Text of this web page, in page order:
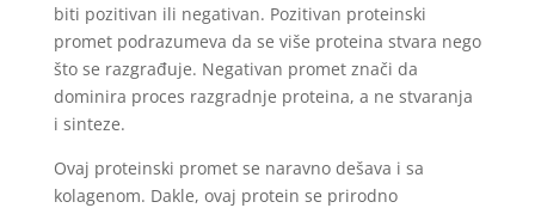
biti pozitivan ili negativan. Pozitivan proteinski
promet podrazumeva da se više proteina stvara nego
što se razgrađuje. Negativan promet znači da
dominira proces razgradnje proteina, a ne stvaranja
i sinteze.
Ovaj proteinski promet se naravno dešava i sa
kolagenom. Dakle, ovaj protein se prirodno